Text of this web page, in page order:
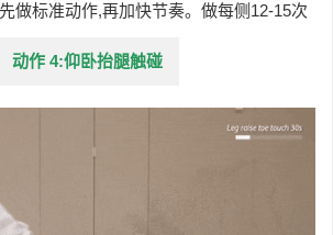
做标准动作,再加快节奏。做每侧12-15次
动作 4:仰卧抬腿触碰